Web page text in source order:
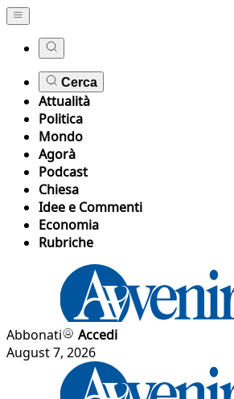
Cerca
Attualità
Politica
Mondo
Agorà
Podcast
Chiesa
Idee e Commenti
Economia
Rubriche
Abbonati
Accedi
August 7, 2026